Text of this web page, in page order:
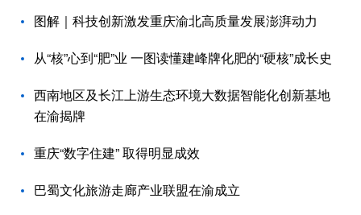
图解｜科技创新激发重庆渝北高质量发展澎湃动力
从“核”心到“肥”业 一图读懂建峰牌化肥的“硬核”成长史
西南地区及长江上游生态环境大数据智能化创新基地
在渝揭牌
重庆“数字住建” 取得明显成效
巴蜀文化旅游走廊产业联盟在渝成立